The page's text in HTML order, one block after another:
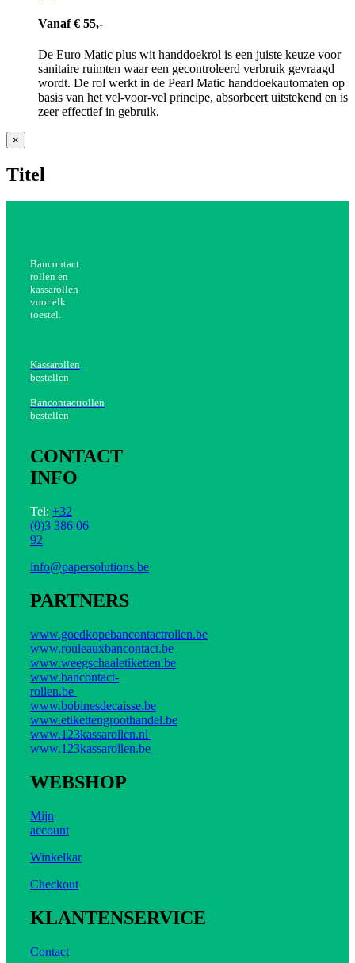
Vanaf € 55,-
De Euro Matic plus wit handdoekrol is een juiste keuze voor
sanitaire ruimten waar een gecontroleerd verbruik gevraagd
wordt. De rol werkt in de Pearl Matic handdoekautomaten op
basis van het vel-voor-vel principe, absorbeert uitstekend en is
zeer effectief in gebruik.
Close
product
view
×
Titel
Bancontact
rollen en
kassarollen
voor elk
toestel.
Kassarollen
bestellen
Bancontactrollen
bestellen
CONTACT
INFO
Tel: +32
(0)3 386 06
92
info@papersolutions.be
PARTNERS
www.goedkopebancontactrollen.be
www.rouleauxbancontact.be
www.weegschaaletiketten.be
www.bancontact-
rollen.be
www.bobinesdecaisse.be
www.etikettengroothandel.be
www.123kassarollen.nl
www.123kassarollen.be
WEBSHOP
Mijn
account
Winkelkar
Checkout
KLANTENSERVICE
Contact